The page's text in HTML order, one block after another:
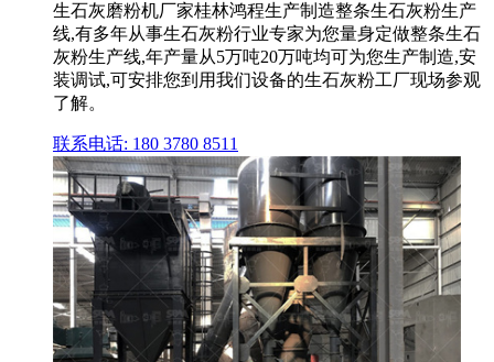
生石灰磨粉机厂家桂林鸿程生产制造整条生石灰粉生产
线,有多年从事生石灰粉行业专家为您量身定做整条生石
灰粉生产线,年产量从5万吨20万吨均可为您生产制造,安
装调试,可安排您到用我们设备的生石灰粉工厂现场参观
了解。
联系电话: 180 3780 8511